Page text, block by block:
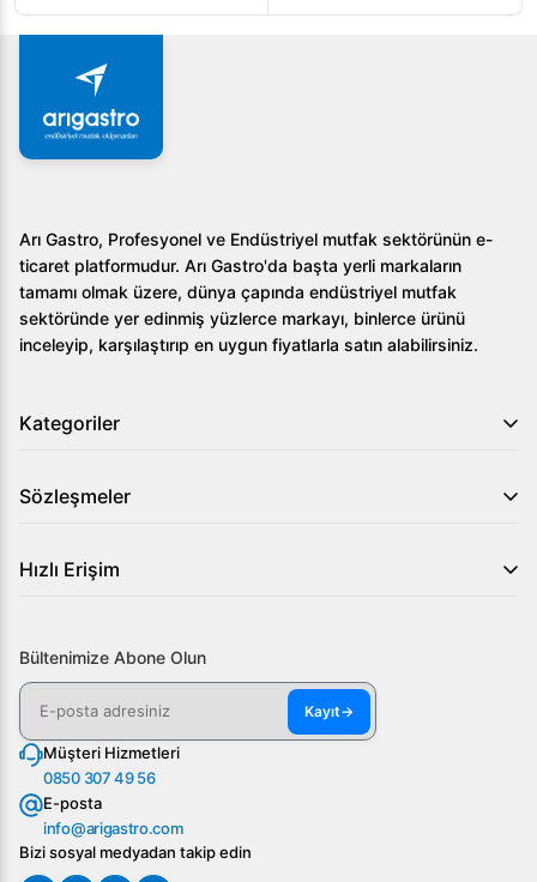
Arı Gastro, Profesyonel ve Endüstriyel mutfak sektörünün e-
ticaret platformudur. Arı Gastro'da başta yerli markaların
tamamı olmak üzere, dünya çapında endüstriyel mutfak
sektöründe yer edinmiş yüzlerce markayı, binlerce ürünü
inceleyip, karşılaştırıp en uygun fiyatlarla satın alabilirsiniz.
Kategoriler
Sözleşmeler
Hızlı Erişim
Bültenimize Abone Olun
Kayıt→
Müşteri Hizmetleri
0850 307 49 56
E-posta
info@arigastro.com
Bizi sosyal medyadan takip edin